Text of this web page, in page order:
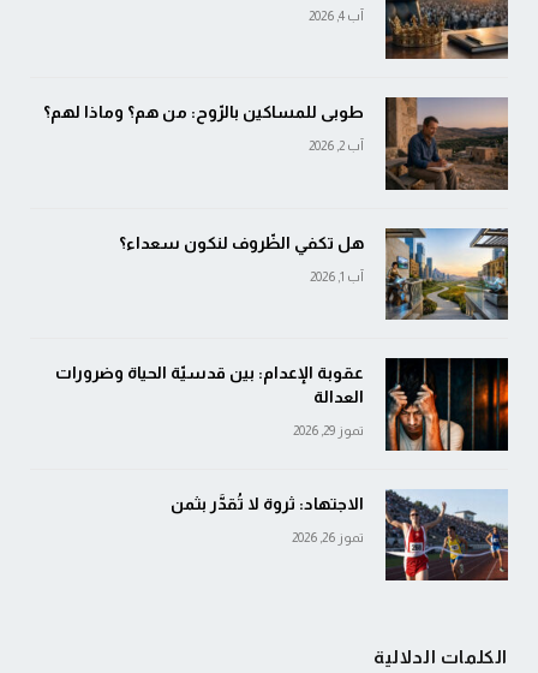
آب 4, 2026
طوبى للمساكين بالرّوح: من هم؟ وماذا لهم؟
آب 2, 2026
هل تكفي الظّروف لنكون سعداء؟
آب 1, 2026
عقوبة الإعدام: بين قدسيّة الحياة وضرورات
العدالة
تموز 29, 2026
الاجتهاد: ثروة لا تُقدَّر بثمن
تموز 26, 2026
الكلمات الدلالية